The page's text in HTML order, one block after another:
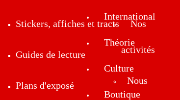
Stickers, affiches et tracts
Guides de lecture
Plans d'exposé
Nos
activités
Nous
International
Théorie
Culture
Boutique